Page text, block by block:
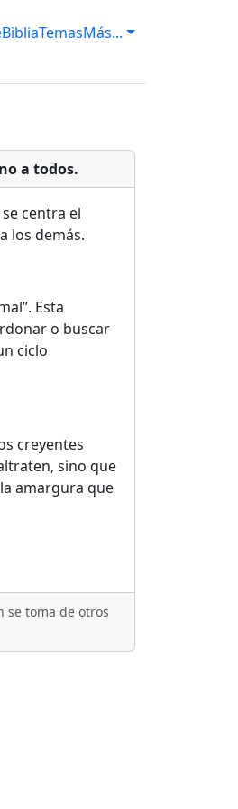
BibliaTemasMás...
a todos.
centra el
los demás.
Esta
o buscar
ciclo
creyentes
sino que
amargura que
se toma de otros